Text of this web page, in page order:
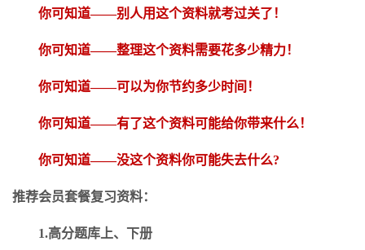
你可知道——别人用这个资料就考过关了！
你可知道——整理这个资料需要花多少精力！
你可知道——可以为你节约多少时间！
你可知道——有了这个资料可能给你带来什么！
你可知道——没这个资料你可能失去什么?
推荐会员套餐复习资料：
1.高分题库上、下册